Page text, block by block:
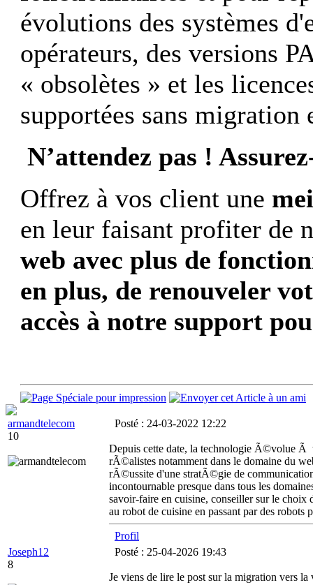
évolutions des systèmes
opérateurs, des versions
« obsolètes » et les
supportées sans migration
N’attendez pas !
Offrez à vos client une
en leur faisant profiter de
web avec plus de
en plus, de renouveler
accès à notre support
armandtelecom
10
Posté : 24-03-2022 12:22
Depuis cette date, la technologie Ã©volue Ã
rÃ©alistes notamment dans le domaine du
rÃ©ussite d'une stratÃ©gie de
incontournable presque dans tous les
savoir-faire en cuisine, conseiller sur le
au robot de cuisine en passant par des
Profil
Joseph12
8
Posté : 25-04-2026 19:43
Je viens de lire le post sur la migration vers